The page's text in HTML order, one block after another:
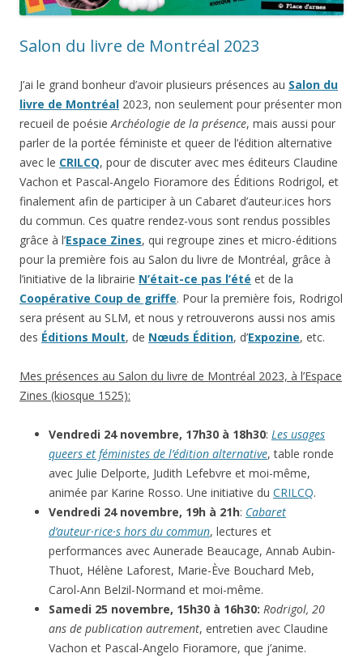
Salon du livre de Montréal 2023
J’ai le grand bonheur d’avoir plusieurs présences au Salon du
livre de Montréal 2023, non seulement pour présenter mon
recueil de poésieArchéologie de la présence, mais aussi pour
parler de la portée féministe et queer de l’édition alternative
avec le CRILCQ, pour de discuter avec mes éditeurs Claudine
Vachon et Pascal-Angelo Fioramore des Éditions Rodrigol, et
finalement afin de participer à un Cabaret d’auteur.ices hors
du commun. Ces quatre rendez-vous sont rendus possibles
grâce à l’Espace Zines, qui regroupe zines et micro-éditions
pour la première fois au Salon du livre de Montréal, grâce à
l’initiative de la librairie N’était-ce pas l’été et de la
Coopérative Coup de griffe. Pour la première fois, Rodrigol
sera présent au SLM, et nous y retrouverons aussi nos amis
des Éditions Moult, de Nœuds Édition, d’Expozine, etc.
Mes présences au Salon du livre de Montréal 2023, à l’Espace
Zines (kiosque 1525):
Vendredi 24 novembre, 17h30 à 18h30: Les usages
queers et féministes de l’édition alternative, table ronde
avec Julie Delporte, Judith Lefebvre et moi-même,
animée par Karine Rosso. Une initiative du CRILCQ.
Vendredi 24 novembre, 19h à 21h: Cabaret
d’auteur·rice·s hors du commun, lectures et
performances avec Aunerade Beaucage, Annab Aubin-
Thuot, Hélène Laforest, Marie-Ève Bouchard Meb,
Carol-Ann Belzil-Normand et moi-même.
Samedi 25 novembre, 15h30 à 16h30: Rodrigol, 20
ans de publication autrement, entretien avec Claudine
Vachon et Pascal-Angelo Fioramore, que j’anime.